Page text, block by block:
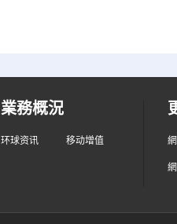
業務概況
环球资讯 移动增值